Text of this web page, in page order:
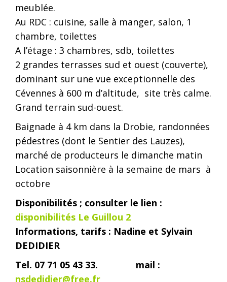
meublée.
Au RDC : cuisine, salle à manger, salon, 1
chambre, toilettes
A l’étage : 3 chambres, sdb, toilettes
2 grandes terrasses sud et ouest (couverte),
dominant sur une vue exceptionnelle des
Cévennes à 600 m d’altitude, site très calme.
Grand terrain sud-ouest.
Baignade à 4 km dans la Drobie, randonnées
pédestres (dont le Sentier des Lauzes),
marché de producteurs le dimanche matin
Location saisonnière à la semaine de mars à
octobre
Disponibilités ; consulter le lien :
disponibilités Le Guillou 2
Informations, tarifs : Nadine et Sylvain
DEDIDIER
Tel. 07 71 05 43 33. mail :
nsdedidier@free.fr